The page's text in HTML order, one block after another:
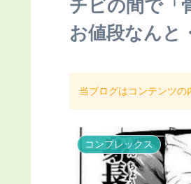
チビの間で「
お値段なんと
当ブログはコンテンツの
コンプレックス